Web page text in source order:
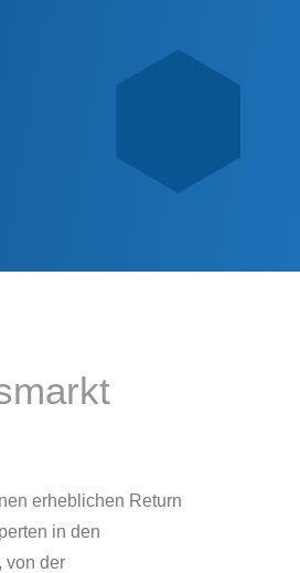
⬢
erheblichen Return
in den
von der